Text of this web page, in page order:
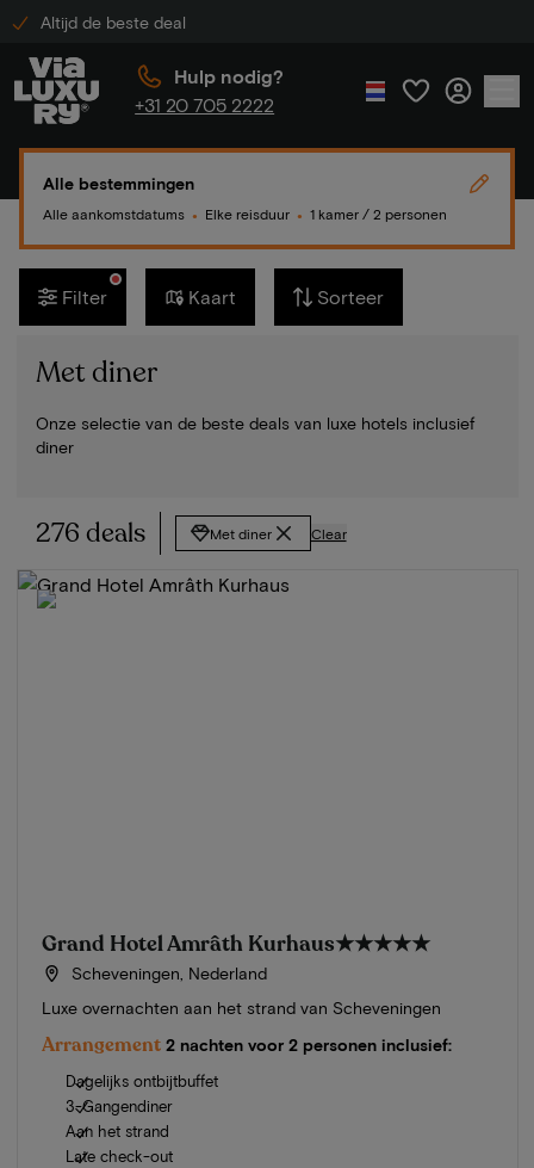
Altijd de beste deal
Hulp nodig?
+31 20 705 2222
Alle bestemmingen
Alle aankomstdatums ● Elke reisduur ● 1 kamer / 2 personen
Filter Kaart Sorteer
Met diner
Onze selectie van de beste deals van luxe hotels inclusief
diner
276 deals Met diner Clear
Grand Hotel Amrâth Kurhaus★★★★★
Scheveningen, Nederland
Luxe overnachten aan het strand van Scheveningen
Arrangement 2 nachten voor 2 personen inclusief:
Dagelijks ontbijtbuffet
3-Gangendiner
Aan het strand
Late check-out